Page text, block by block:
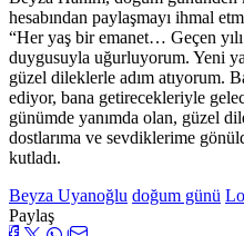
hesabından paylaşmayı ihmal
“Her yaş bir emanet… Geçen
duygusuyla uğurluyorum. Yeni
güzel dileklerle adım atıyorum.
ediyor, bana getirecekleriyle
günümde yanımda olan, güzel
dostlarıma ve sevdiklerime
kutladı.
Beyza Uyanoğlu doğum günü
Paylaş